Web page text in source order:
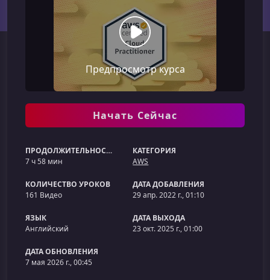
Предпросмотр курса
Начать Сейчас
ПРОДОЛЖИТЕЛЬНОСТЬ
7 ч 58 мин
КАТЕГОРИЯ
AWS
КОЛИЧЕСТВО УРОКОВ
161 Видео
ДАТА ДОБАВЛЕНИЯ
29 апр. 2022 г., 01:10
ЯЗЫК
Английский
ДАТА ВЫХОДА
23 окт. 2025 г., 01:00
ДАТА ОБНОВЛЕНИЯ
7 мая 2026 г., 00:45